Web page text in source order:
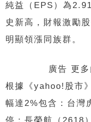
純益（EPS）為
史新高，財報激勵
明顯領漲同族群。
廣告 更
根據《yahoo!股市
幅達2%包含：台灣